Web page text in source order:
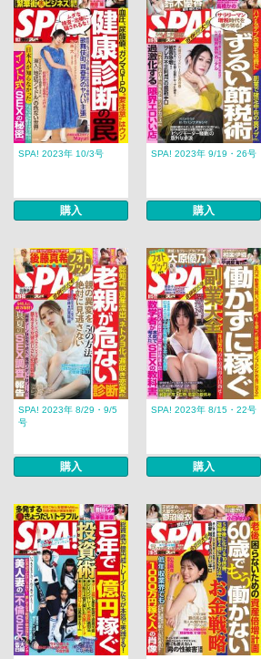
SPA! 2023年 10/3号
購入
SPA! 2023年 9/19・26号
購入
SPA! 2023年 8/29・9/5
号
購入
SPA! 2023年 8/15・22号
購入